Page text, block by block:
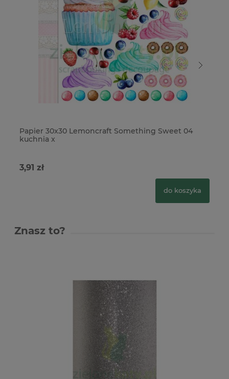
Papier 30x30 Lemoncraft Something Sweet 04
kuchnia x
3,91 zł
do koszyka
Znasz to?